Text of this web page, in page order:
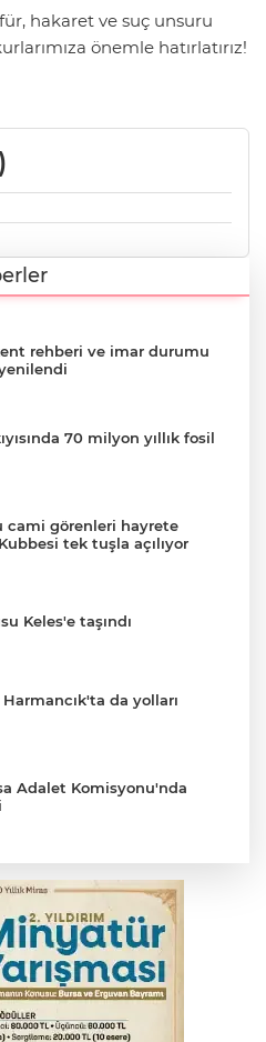
hakaret ve suç unsuru
önemle hatırlatırız!
rehberi ve imar durumu
70 milyon yıllık fosil
cami görenleri hayrete
tek tuşla açılıyor
Keles'e taşındı
da yolları
Adalet Komisyonu'nda
paniği! Apartmana
söndürüldü